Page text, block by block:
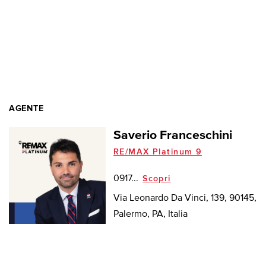
AGENTE
Saverio Franceschini
RE/MAX Platinum 9
0917... Scopri
Via Leonardo Da Vinci, 139, 90145,
Palermo, PA, Italia